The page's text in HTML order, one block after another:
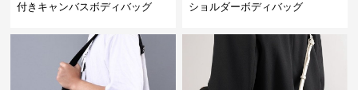
付きキャンバスボディバッグ
ショルダーボディバッグ